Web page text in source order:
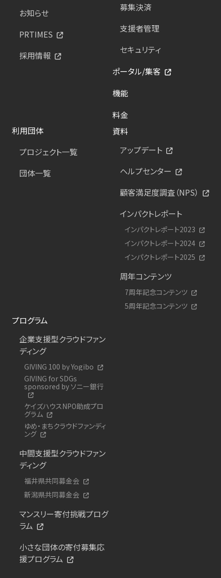
お知らせ
PRTIMES
採用情報
募集決済
支援者管理
セキュリティ
ポータル/集客
機能
料金
利用団体
プロジェクト一覧
団体一覧
資料
アップデート
ヘルプセンター
顧客満足度調査（NPS）
インパクトレポート
インパクトレポート2023
インパクトレポート2024
インパクトレポート2025
周年コンテンツ
7周年記念コンテンツ
5周年記念コンテンツ
プログラム
企業支援型クラウドファン
ディング
GIVING 100 by Yogibo
GIVING for SDGs
sponsored by ソニー銀行
ケイズハウスNPO助成プロ
グラム
ゆめ・まちクラウドファンディ
ング
中間支援型クラウドファン
ディング
福井県共同募金会
新潟県共同募金会
マンスリー寄付挑戦プログ
ラム
小さな団体の寄付募集応
援プログラム